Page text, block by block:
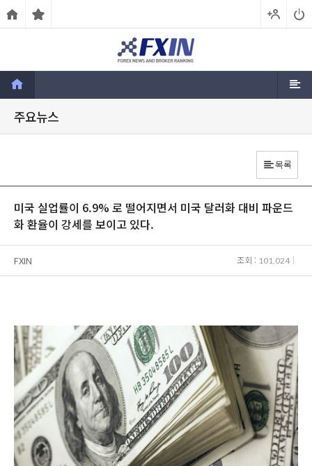
주요뉴스
목록
미국 실업률이 6.9% 로 떨어지면서 미국 달러화 대비 파운드
화 환율이 강세를 보이고 있다.
FXIN 조회 : 101,024